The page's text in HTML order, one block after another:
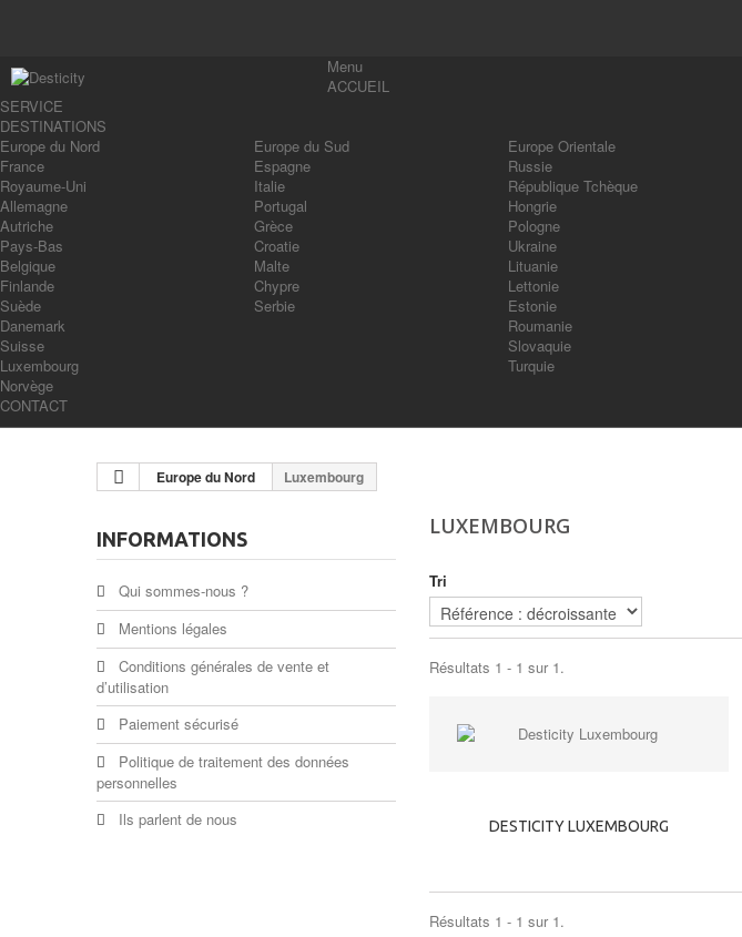
Menu
ACCUEIL
SERVICE
DESTINATIONS
Europe du Nord
France
Royaume-Uni
Allemagne
Autriche
Pays-Bas
Belgique
Finlande
Suède
Danemark
Suisse
Luxembourg
Norvège
Europe du Sud
Espagne
Italie
Portugal
Grèce
Croatie
Malte
Chypre
Serbie
Europe Orientale
Russie
République Tchèque
Hongrie
Pologne
Ukraine
Lituanie
Lettonie
Estonie
Roumanie
Slovaquie
Turquie
CONTACT
Europe du Nord Luxembourg
LUXEMBOURG
Tri
Résultats 1 - 1 sur 1.
DESTICITY LUXEMBOURG
Résultats 1 - 1 sur 1.
INFORMATIONS
Qui sommes-nous ?
Mentions légales
Conditions générales de vente et
d’utilisation
Paiement sécurisé
Politique de traitement des données
personnelles
Ils parlent de nous